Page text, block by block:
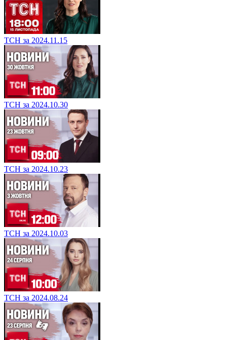
ТСН за 2024.11.15
ТСН за 2024.10.30
ТСН за 2024.10.23
ТСН за 2024.10.03
ТСН за 2024.08.24